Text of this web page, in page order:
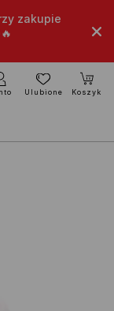
zakupie
Ulubione Koszyk